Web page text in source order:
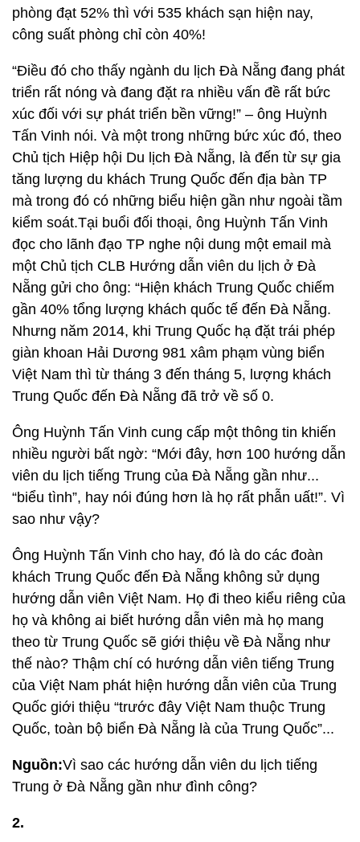
phòng đạt 52% thì với 535 khách sạn hiện nay,
công suất phòng chỉ còn 40%!
“Điều đó cho thấy ngành du lịch Đà Nẵng đang phát
triển rất nóng và đang đặt ra nhiều vấn đề rất bức
xúc đối với sự phát triển bền vững!” – ông Huỳnh
Tấn Vinh nói. Và một trong những bức xúc đó, theo
Chủ tịch Hiệp hội Du lịch Đà Nẵng, là đến từ sự gia
tăng lượng du khách Trung Quốc đến địa bàn TP
mà trong đó có những biểu hiện gần như ngoài tầm
kiểm soát.Tại buổi đối thoại, ông Huỳnh Tấn Vinh
đọc cho lãnh đạo TP nghe nội dung một email mà
một Chủ tịch CLB Hướng dẫn viên du lịch ở Đà
Nẵng gửi cho ông: “Hiện khách Trung Quốc chiếm
gần 40% tổng lượng khách quốc tế đến Đà Nẵng.
Nhưng năm 2014, khi Trung Quốc hạ đặt trái phép
giàn khoan Hải Dương 981 xâm phạm vùng biển
Việt Nam thì từ tháng 3 đến tháng 5, lượng khách
Trung Quốc đến Đà Nẵng đã trở về số 0.
Ông Huỳnh Tấn Vinh cung cấp một thông tin khiến
nhiều người bất ngờ: “Mới đây, hơn 100 hướng dẫn
viên du lịch tiếng Trung của Đà Nẵng gần như...
“biểu tình”, hay nói đúng hơn là họ rất phẫn uất!”. Vì
sao như vậy?
Ông Huỳnh Tấn Vinh cho hay, đó là do các đoàn
khách Trung Quốc đến Đà Nẵng không sử dụng
hướng dẫn viên Việt Nam. Họ đi theo kiểu riêng của
họ và không ai biết hướng dẫn viên mà họ mang
theo từ Trung Quốc sẽ giới thiệu về Đà Nẵng như
thế nào? Thậm chí có hướng dẫn viên tiếng Trung
của Việt Nam phát hiện hướng dẫn viên của Trung
Quốc giới thiệu “trước đây Việt Nam thuộc Trung
Quốc, toàn bộ biển Đà Nẵng là của Trung Quốc”...
Nguồn:Vì sao các hướng dẫn viên du lịch tiếng
Trung ở Đà Nẵng gần như đình công?
2.